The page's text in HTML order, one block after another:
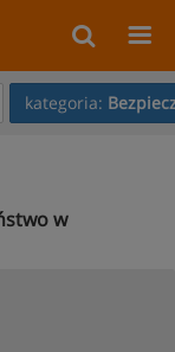
kategoria:
w